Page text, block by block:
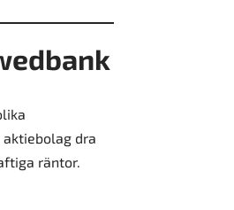
dra
räntor.